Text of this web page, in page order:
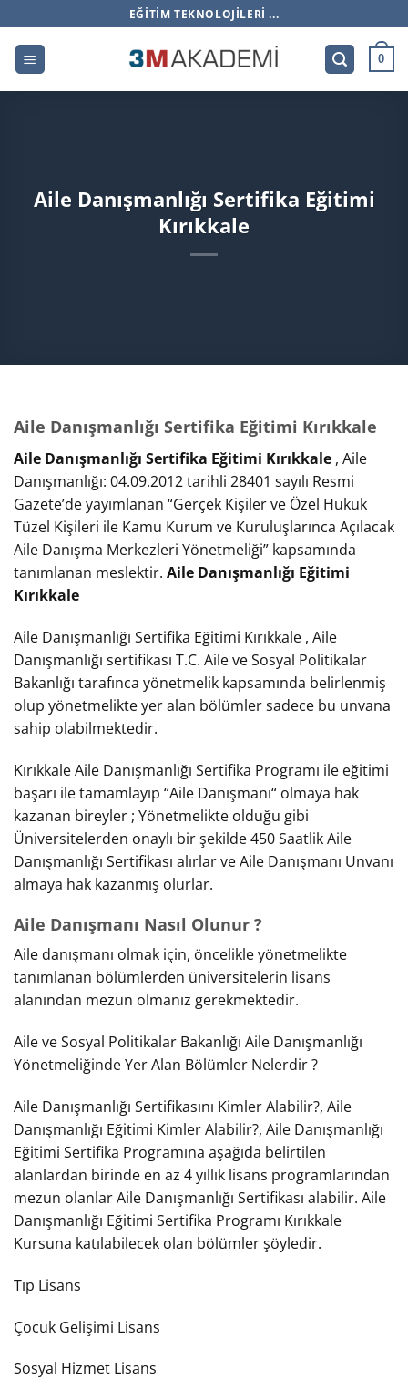
atla
EĞITIM TEKNOLOJILERI ...
0
Aile Danışmanlığı Sertifika Eğitimi
Kırıkkale
Aile Danışmanlığı Sertifika Eğitimi Kırıkkale
Aile Danışmanlığı Sertifika Eğitimi Kırıkkale , Aile
Danışmanlığı: 04.09.2012 tarihli 28401 sayılı Resmi
Gazete’de yayımlanan “Gerçek Kişiler ve Özel Hukuk
Tüzel Kişileri ile Kamu Kurum ve Kuruluşlarınca Açılacak
Aile Danışma Merkezleri Yönetmeliği” kapsamında
tanımlanan meslektir. Aile Danışmanlığı Eğitimi
Kırıkkale
Aile Danışmanlığı Sertifika Eğitimi Kırıkkale , Aile
Danışmanlığı sertifikası T.C. Aile ve Sosyal Politikalar
Bakanlığı tarafınca yönetmelik kapsamında belirlenmiş
olup yönetmelikte yer alan bölümler sadece bu unvana
sahip olabilmektedir.
Kırıkkale Aile Danışmanlığı Sertifika Programı ile eğitimi
başarı ile tamamlayıp “Aile Danışmanı“ olmaya hak
kazanan bireyler ; Yönetmelikte olduğu gibi
Üniversitelerden onaylı bir şekilde 450 Saatlik Aile
Danışmanlığı Sertifikası alırlar ve Aile Danışmanı Unvanı
almaya hak kazanmış olurlar.
Aile Danışmanı Nasıl Olunur ?
Aile danışmanı olmak için, öncelikle yönetmelikte
tanımlanan bölümlerden üniversitelerin lisans
alanından mezun olmanız gerekmektedir.
Aile ve Sosyal Politikalar Bakanlığı Aile Danışmanlığı
Yönetmeliğinde Yer Alan Bölümler Nelerdir ?
Aile Danışmanlığı Sertifikasını Kimler Alabilir?, Aile
Danışmanlığı Eğitimi Kimler Alabilir?, Aile Danışmanlığı
Eğitimi Sertifika Programına aşağıda belirtilen
alanlardan birinde en az 4 yıllık lisans programlarından
mezun olanlar Aile Danışmanlığı Sertifikası alabilir. Aile
Danışmanlığı Eğitimi Sertifika Programı Kırıkkale
Kursuna katılabilecek olan bölümler şöyledir.
Tıp Lisans
Çocuk Gelişimi Lisans
Sosyal Hizmet Lisans